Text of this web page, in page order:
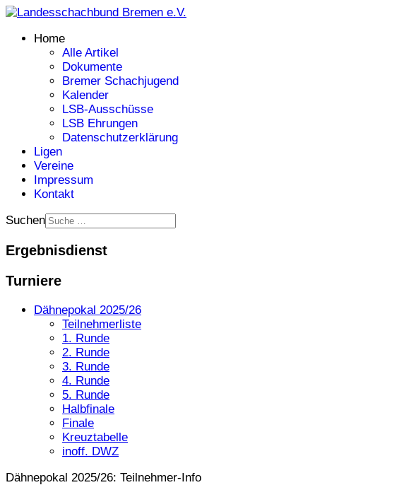
Home
Alle Artikel
Dokumente
Bremer Schachjugend
Kalender
LSB-Ausschüsse
LSB Ehrungen
Datenschutzerklärung
Ligen
Vereine
Impressum
Kontakt
Suchen
Ergebnisdienst
Turniere
Dähnepokal 2025/26
Teilnehmerliste
1. Runde
2. Runde
3. Runde
4. Runde
5. Runde
Halbfinale
Finale
Kreuztabelle
inoff. DWZ
Dähnepokal 2025/26: Teilnehmer-Info